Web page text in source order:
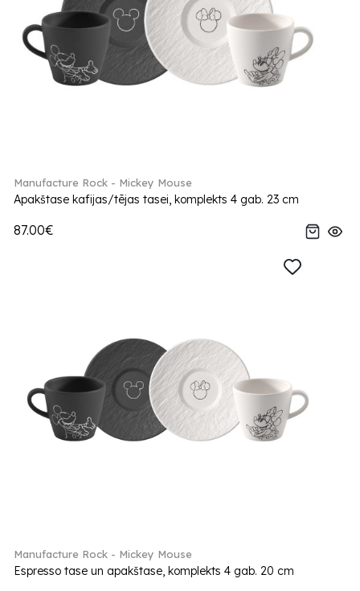
Manufacture Rock - Mickey Mouse
Apakštase kafijas/tējas tasei, komplekts 4 gab. 23 cm
87.00€
Manufacture Rock - Mickey Mouse
Espresso tase un apakštase, komplekts 4 gab. 20 cm